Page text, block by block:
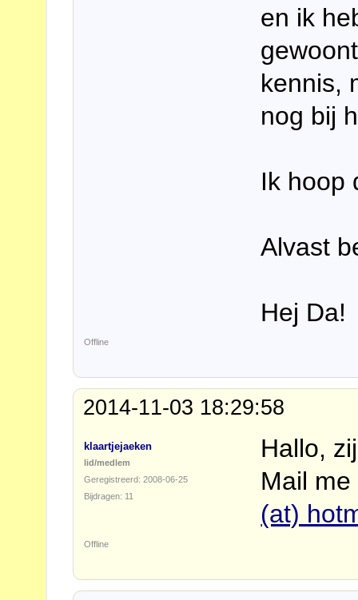
en ik
kennis,
nog bij
Ik hoop
Alvast
Hej Da!
Offline
2014-11-03 18:29:58
klaartjejaeken
lid/medlem
Geregistreerd: 2008-06-25
Bijdragen: 11
Hallo,
Mail
(at)
Offline